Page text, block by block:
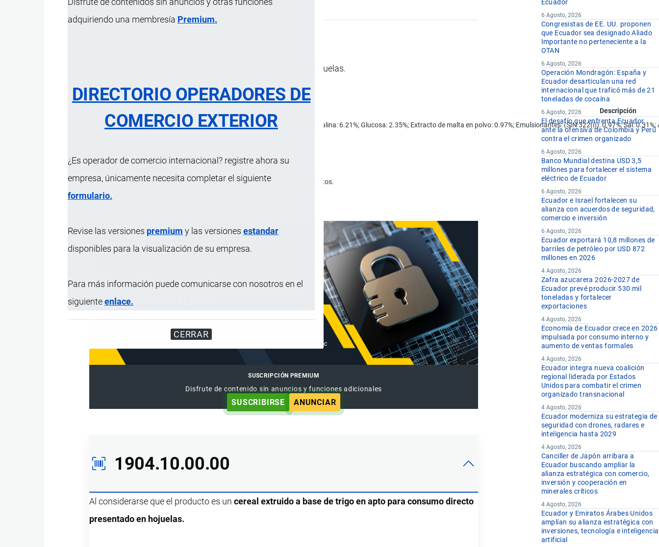
adquiriendo una membresía Premium.
DIRECTORIO OPERADORES DE
COMERCIO EXTERIOR
¿Es operador de comercio internacional? registre ahora su
empresa, únicamente necesita completar el siguiente
formulario.
Revise las versiones premium y las versiones estandar
disponibles para la visualización de su empresa.
Para más información puede comunicarse con nosotros en el
siguienteenlace.
CERRAR
Cereal extruido a base de trigo sabor a frutas en forma de hojuelas.
Descripción
Ingredientes
Harina de trigo fortificada: 51.39%; Azúcar: 37.51%; Cocoa alcalina: 6.21%; Glucosa: 2.35%; Extracto de malta en polvo: 0.97%; Emulsionantes: (SIN 322(i)): 0.97%; Sal:
Uso
Alimento para consumo directo o para mezcla en otros alimentos.
Presentación
SUSCRIPCIÓN PREMIUM
Disfrute de contenido sin anuncios y funciones adicionales
SUSCRIBIRSE ANUNCIAR
1904.10.00.00
Al considerarse que el producto es uncereal extruido a base de trigo en apto para consumo directo
presentado en hojuelas.
Ecuador
6 Agosto, 2026
Congresistas de EE. UU. proponen
que Ecuador sea designado Aliado
Importante no perteneciente a la
OTAN
6 Agosto, 2026
Operación Mondragón: España y
Ecuador desarticulan una red
internacional que traficó más de 21
toneladas de cocaína
6 Agosto, 2026
El desafío que enfrenta Ecuador
ante la ofensiva de Colombia y Perú
contra el crimen organizado
6 Agosto, 2026
Banco Mundial destina USD 3,5
millones para fortalecer el sistema
eléctrico de Ecuador
6 Agosto, 2026
Ecuador e Israel fortalecen su
alianza con acuerdos de seguridad,
comercio e inversión
6 Agosto, 2026
Ecuador exportará 10,8 millones de
barriles de petróleo por USD 872
millones en 2026
4 Agosto, 2026
Zafra azucarera 2026-2027 de
Ecuador prevé producir 530 mil
toneladas y fortalecer
exportaciones
4 Agosto, 2026
Economía de Ecuador crece en 2026
impulsada por consumo interno y
aumento de ventas formales
4 Agosto, 2026
Ecuador integra nueva coalición
regional liderada por Estados
Unidos para combatir el crimen
organizado transnacional
4 Agosto, 2026
Ecuador moderniza su estrategia de
seguridad con drones, radares e
inteligencia hasta 2029
4 Agosto, 2026
Canciller de Japón arribara a
Ecuador buscando ampliar la
alianza estratégica con comercio,
inversión y cooperación en
minerales críticos
4 Agosto, 2026
Ecuador y Emiratos Árabes Unidos
amplían su alianza estratégica con
inversiones, tecnología e inteligencia
artificial